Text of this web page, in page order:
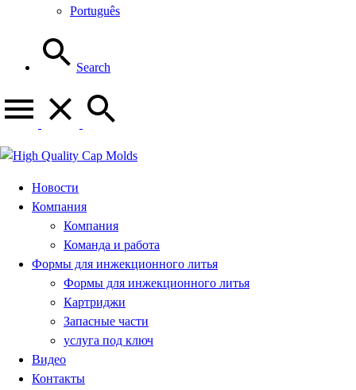
Português
Search
Новости
Компания
Компания
Команда и работа
Формы для инжекционного литья
Формы для инжекционного литья
Картриджи
Запасные части
услуга под ключ
Видео
Контакты